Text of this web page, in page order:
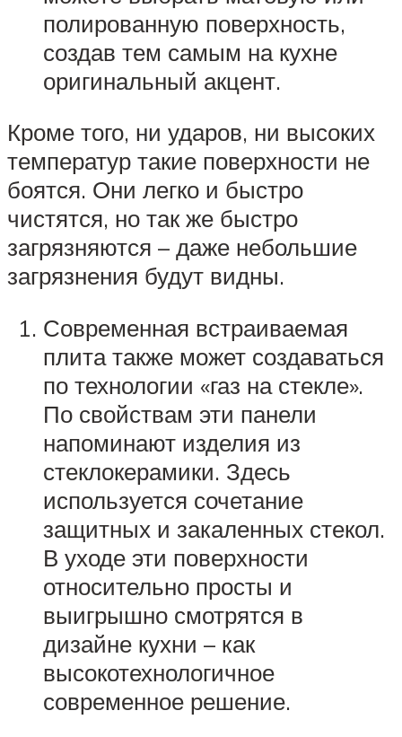
полированную поверхность,
создав тем самым на кухне
оригинальный акцент.
Кроме того, ни ударов, ни высоких
температур такие поверхности не
боятся. Они легко и быстро
чистятся, но так же быстро
загрязняются – даже небольшие
загрязнения будут видны.
Современная встраиваемая
плита также может создаваться
по технологии «газ на стекле».
По свойствам эти панели
напоминают изделия из
стеклокерамики. Здесь
используется сочетание
защитных и закаленных стекол.
В уходе эти поверхности
относительно просты и
выигрышно смотрятся в
дизайне кухни – как
высокотехнологичное
современное решение.